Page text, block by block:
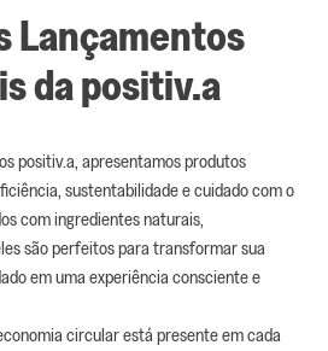
Lançamentos
da positiv.a
positiv.a, apresentamos produtos
sustentabilidade e cuidado com o
com ingredientes naturais,
são perfeitos para transformar sua
em uma experiência consciente e
circular está presente em cada